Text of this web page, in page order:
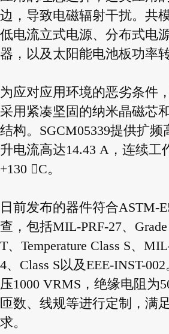
边，导致电磁辐射干扰。共
低电流立式电源、分布式电
器，以及太阳能电池板功率转
为应对应用环境的恶劣条件
采用紧凑坚固的纳米晶磁芯
结构。SGCM05339提供扩
升电流高达14.43 A，连续工
+130 C。
日前发布的器件符合ASTM-
查，包括MIL-PRF-27、
T、Temperature Class S、
4、Class S以及EEE-INST-
压1000 VRMS，绝缘电阻为
匝数、线规等进行定制，满
求。